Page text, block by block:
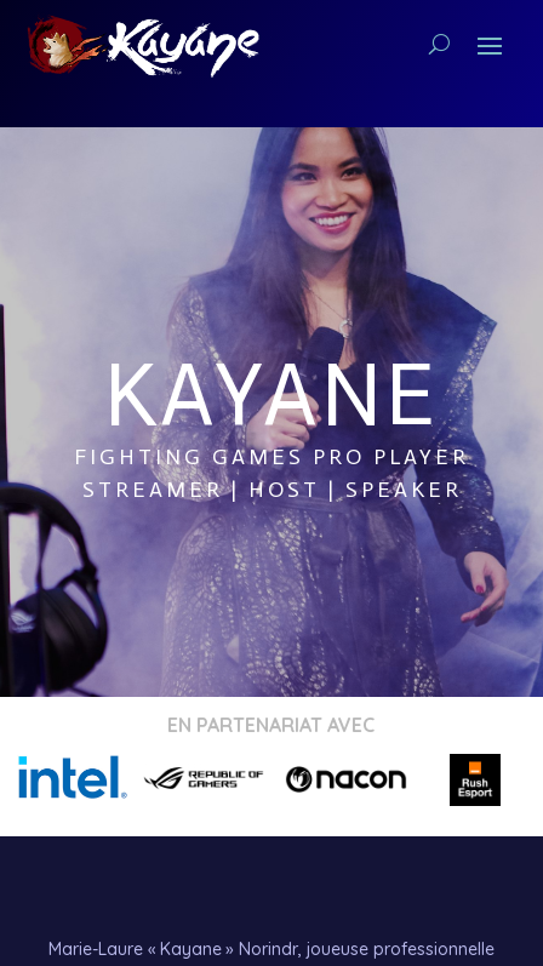
KAYANE
FIGHTING GAMES PRO PLAYER
STREAMER | HOST | SPEAKER
EN PARTENARIAT AVEC
Marie-Laure « Kayane » Norindr, joueuse professionnelle